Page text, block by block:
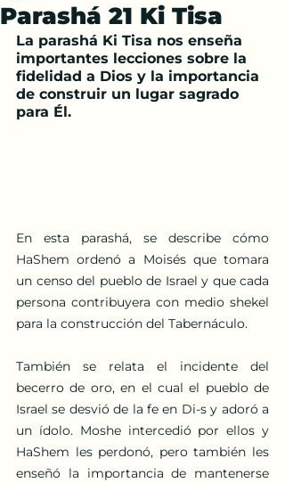
Parashá 21 Ki Tisa
La parashá Ki Tisa nos enseña
importantes lecciones sobre la
fidelidad a Dios y la importancia
de construir un lugar sagrado
para Él.
En esta parashá, se describe cómo
HaShem ordenó a Moisés que tomara
un censo del pueblo de Israel y que cada
persona contribuyera con medio shekel
para la construcción del Tabernáculo.
También se relata el incidente del
becerro de oro, en el cual el pueblo de
Israel se desvió de la fe en Di-s y adoró a
un ídolo. Moshe intercedió por ellos y
HaShem les perdonó, pero también les
enseñó la importancia de mantenerse